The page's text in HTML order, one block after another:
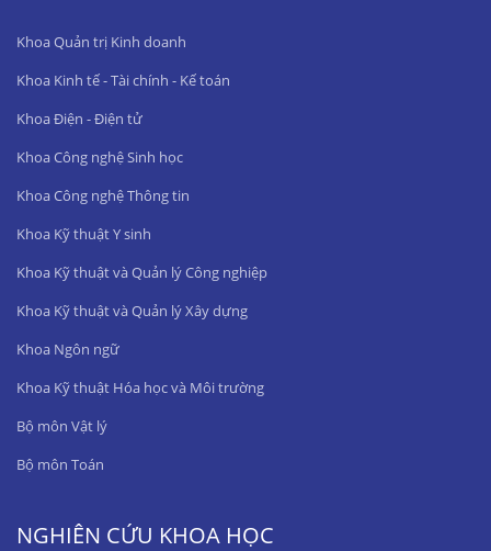
Khoa Quản trị Kinh doanh
Khoa Kinh tế - Tài chính - Kế toán
Khoa Điện - Điện tử
Khoa Công nghệ Sinh học
Khoa Công nghệ Thông tin
Khoa Kỹ thuật Y sinh
Khoa Kỹ thuật và Quản lý Công nghiệp
Khoa Kỹ thuật và Quản lý Xây dựng
Khoa Ngôn ngữ
Khoa Kỹ thuật Hóa học và Môi trường
Bộ môn Vật lý
Bộ môn Toán
NGHIÊN CỨU KHOA HỌC